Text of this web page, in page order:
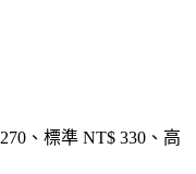
、標準 NT$ 330、高